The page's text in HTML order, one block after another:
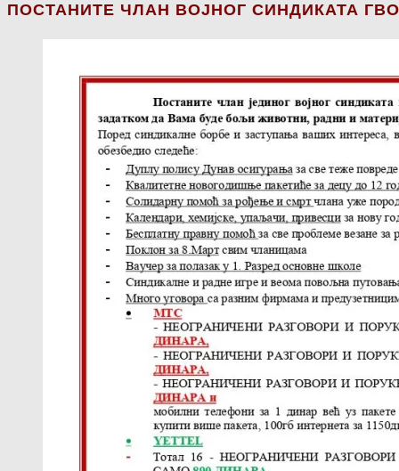
ПОСТАНИТЕ ЧЛАН ВОЈНОГ СИНДИКАТА